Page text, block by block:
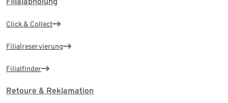
Click & Collect
Filialreservierung
Filialfinder
Retoure & Reklamation